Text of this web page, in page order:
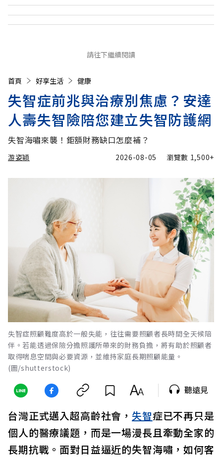
請往下繼續閱讀
首頁 好享生活 健康
失智症前兆與治療別焦慮？安達
人壽失智險陪您建立失智防護網
失智海嘯來襲！鉅額財務缺口怎麼補？
游姿穎 2026-08-05 瀏覽數 1,500+
失智症照顧難度高於一般失能，往往需要照顧者長時間全天候陪
伴。若能透過保險分擔照護所帶來的財務負擔，將有助於照顧者
取得喘息空間與必要資源，並維持家庭長期照顧能量。
(圖/shutterstock)
聽遠見
台灣正式邁入超高齡社會， 失智症已不再只是
個人的醫療議題，而是一場漫長且牽動全家的
長期抗戰。面對日益逼近的失智海嘯，如何客